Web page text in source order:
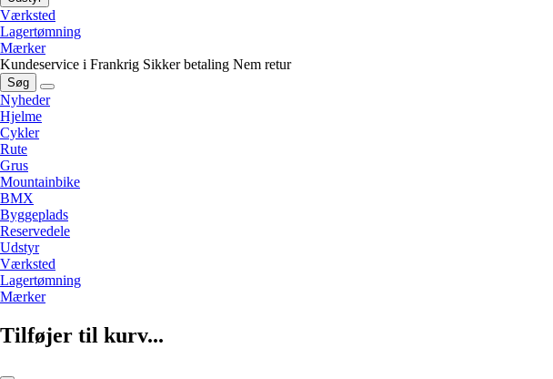
Værksted
Lagertømning
Mærker
Kundeservice i Frankrig Sikker betaling Nem retur
Søg
Nyheder
Hjelme
Cykler
Rute
Grus
Mountainbike
BMX
Byggeplads
Reservedele
Udstyr
Værksted
Lagertømning
Mærker
Tilføjer til kurv...